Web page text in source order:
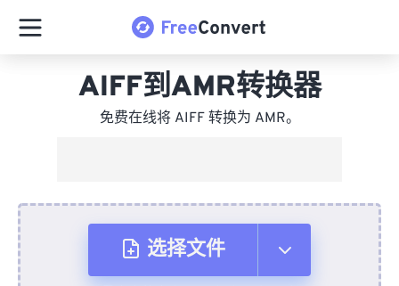
AIFF到AMR转换器
免费在线将 AIFF 转换为 AMR。
选择文件